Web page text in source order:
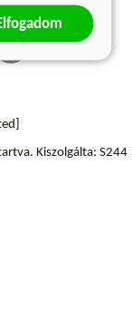
Kiszolgálta: S244